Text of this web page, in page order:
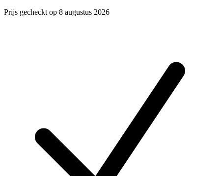
Prijs gecheckt op 8 augustus 2026